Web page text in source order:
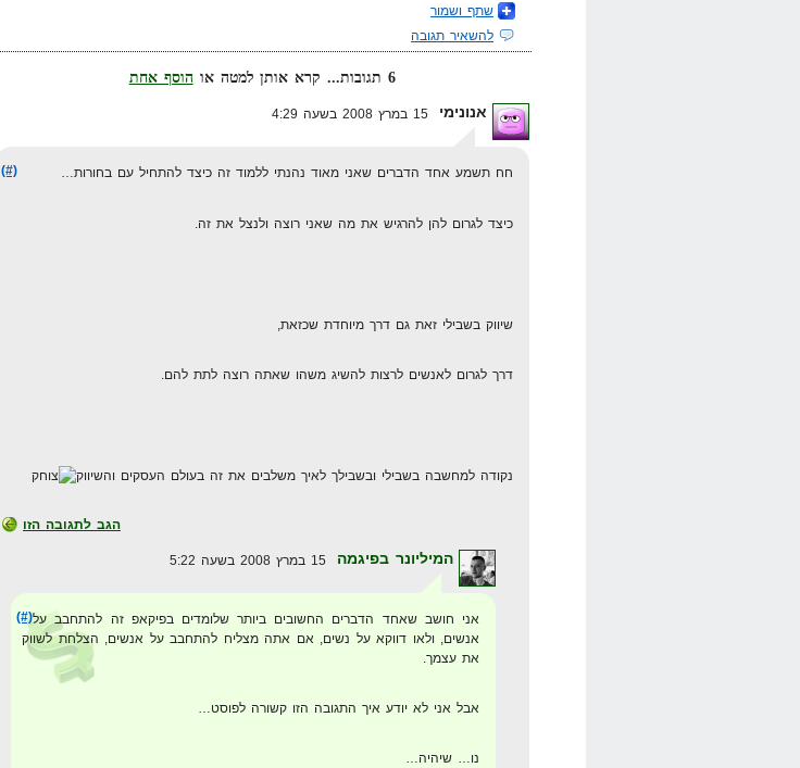
שתף ושמור
להשאיר תגובה
6 תגובות... קרא אותן למטה או
הוסף אחת
אנונימי
(#) חח תשמע אחד הדברים שאני מאוד נהנתי ללמוד זה כיצד להתחיל עם בחורות…
כיצד לגרום להן להרגיש את מה שאני רוצה ולנצל את זה.
שיווק בשבילי זאת גם דרך מיוחדת שכזאת,
דרך לגרום לאנשים לרצות להשיג משהו שאתה רוצה לתת להם.
נקודה למחשבה בשבילי ובשבילך לאיך משלבים את זה בעולם העסקים והשיווק
הגב לתגובה הזו
המיליונר בפיגמה
(#)אני חושב שאחד הדברים החשובים ביותר שלומדים בפיקאפ זה להתחבב על
אנשים, ולאו דווקא על נשים, אם אתה מצליח להתחבב על אנשים, הצלחת לשווק
את עצמך.
אבל אני לא יודע איך התגובה הזו קשורה לפוסט…
נו… שיהיה…